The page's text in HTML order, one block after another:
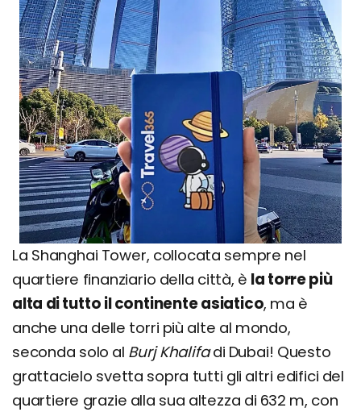
La Shanghai Tower, collocata sempre nel
quartiere finanziario della città, è la torre più
alta di tutto il continente asiatico, ma è
anche una delle torri più alte al mondo,
seconda solo al Burj Khalifadi Dubai! Questo
grattacielo svetta sopra tutti gli altri edifici del
quartiere grazie alla sua altezza di 632 m, con